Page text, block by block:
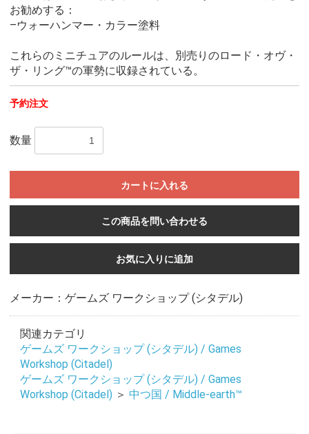
お勧めする：
–ウォーハンマー・カラー塗料
これらのミニチュアのルールは、別売りのロード・オヴ・
ザ・リング™の軍勢に収録されている。
予約注文
数量
カートに入れる
この商品を問い合わせる
カートへ進む
お気に入りに追加
メーカー：ゲームズ ワークショップ (シタデル)
関連カテゴリ
ゲームズ ワークショップ (シタデル) / Games
Workshop (Citadel)
ゲームズ ワークショップ (シタデル) / Games
Workshop (Citadel) ＞ 中つ国 / Middle-earth™